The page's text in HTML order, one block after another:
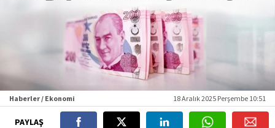
Haberler / Ekonomi 18 Aralık 2025 Perşembe 10:51
PAYLAŞ